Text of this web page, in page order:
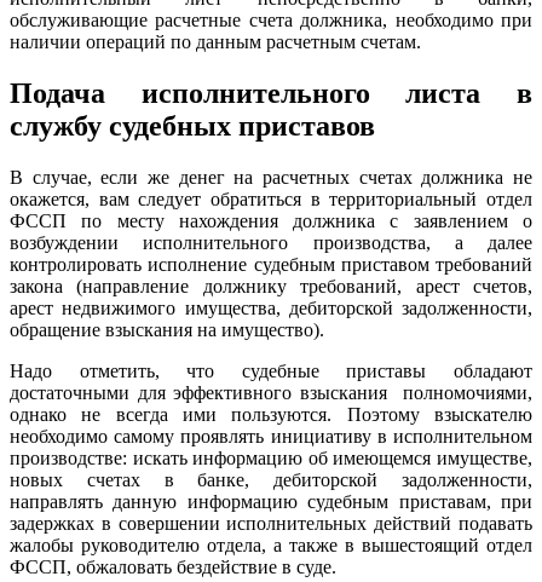
обслуживающие расчетные счета должника, необходимо при
наличии операций по данным расчетным счетам.
Подача исполнительного листа в
службу судебных приставов
В случае, если же денег на расчетных счетах должника не
окажется, вам следует обратиться в территориальный отдел
ФССП по месту нахождения должника с заявлением о
возбуждении исполнительного производства, а далее
контролировать исполнение судебным приставом требований
закона (направление должнику требований, арест счетов,
арест недвижимого имущества, дебиторской задолженности,
обращение взыскания на имущество).
Надо отметить, что судебные приставы обладают
достаточными для эффективного взыскания полномочиями,
однако не всегда ими пользуются. Поэтому взыскателю
необходимо самому проявлять инициативу в исполнительном
производстве: искать информацию об имеющемся имуществе,
новых счетах в банке, дебиторской задолженности,
направлять данную информацию судебным приставам, при
задержках в совершении исполнительных действий подавать
жалобы руководителю отдела, а также в вышестоящий отдел
ФССП, обжаловать бездействие в суде.